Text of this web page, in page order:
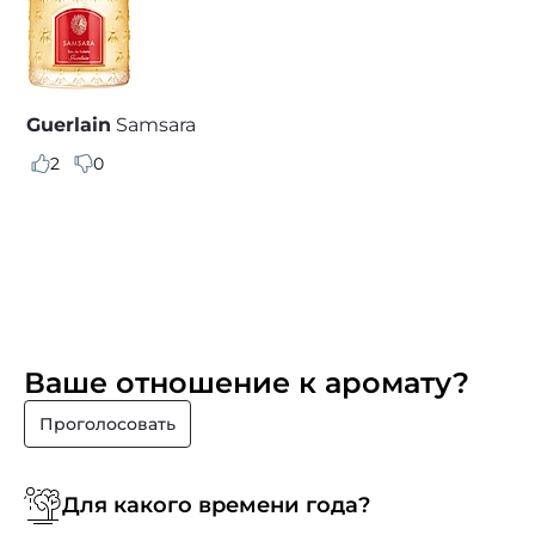
Guerlain Samsara
2 0
Ваше отношение к аромату?
Проголосовать
Для какого времени года?